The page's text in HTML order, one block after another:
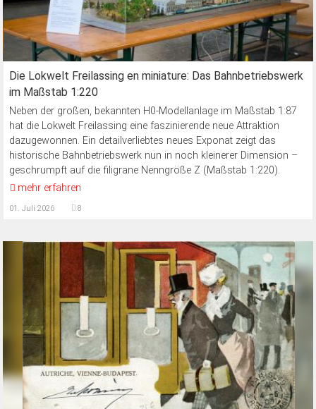
Die Lokwelt Freilassing en miniature: Das Bahnbetriebswerk
im Maßstab 1:220
Neben der großen, bekannten H0-Modellanlage im Maßstab 1:87
hat die Lokwelt Freilassing eine faszinierende neue Attraktion
dazugewonnen. Ein detailverliebtes neues Exponat zeigt das
historische Bahnbetriebswerk nun in noch kleinerer Dimension –
geschrumpft auf die filigrane Nenngröße Z (Maßstab 1:220).
mehr erfahren
01. Juli 2026 8